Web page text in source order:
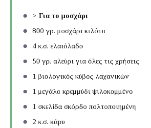
> Για το μοσχάρι
800 γρ. μοσχάρι κιλότο
4 κ.σ. ελαιόλαδο
50 γρ. αλεύρι για όλες τις χρήσεις
1 βιολογικός κύβος λαχανικών
1 μεγάλο κρεμμύδι ψιλοκομμένο
1 σκελίδα σκόρδο πολτοποιημένη
2 κ.σ. κάρυ